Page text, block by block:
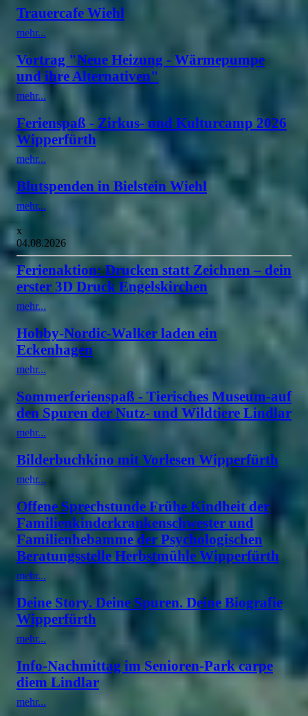
Trauercafe Wiehl
mehr...
Vortrag "Neue Heizung - Wärmepumpe
und ihre Alternativen"
mehr...
Ferienspaß - Zirkus- und Kulturcamp 2026
Wipperfürth
mehr...
Blutspenden in Bielstein Wiehl
mehr...
x
04.08.2026
Ferienaktion: Drucken statt Zeichnen – dein
erster 3D Druck Engelskirchen
mehr...
Hobby-Nordic-Walker laden ein
Eckenhagen
mehr...
Sommerferienspaß - Tierisches Museum-auf
den Spuren der Nutz- und Wildtiere Lindlar
mehr...
Bilderbuchkino mit Vorlesen Wipperfürth
mehr...
Offene Sprechstunde Frühe Kindheit der
Familienkinderkrankenschwester und
Familienhebamme der Psychologischen
Beratungsstelle Herbstmühle Wipperfürth
mehr...
Deine Story. Deine Spuren. Deine Biografie
Wipperfürth
mehr...
Info-Nachmittag im Senioren-Park carpe
diem Lindlar
mehr...